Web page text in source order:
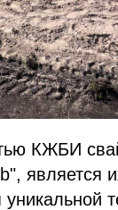
КЖБИ
является